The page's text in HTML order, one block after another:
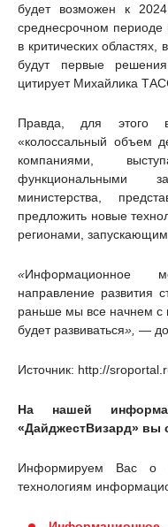
будет возможен к
среднесрочном
в критических
будут первые
цитирует Михайлика
Правда, для этого
«колоссальный объем
компаниями,
функциональными
министерства,
предложить новые
регионами,
«Информационное
направление развития
раньше мы все начнем с
будет развиваться», —
Источник: http://
На нашей
«ДайджестВизард» вы
Информируем Вас о
технологиям